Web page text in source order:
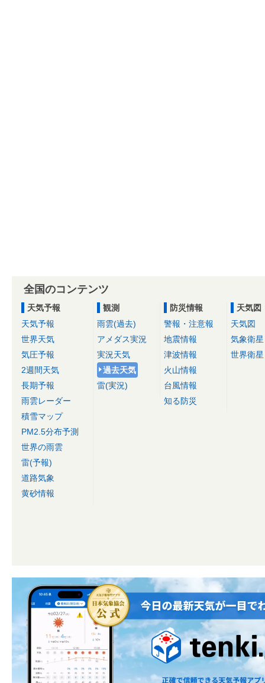
全国のコンテンツ
天気予報
天気予報
世界天気
気圧予報
2週間天気
長期予報
雨雲レーダー
積雪マップ
PM2.5分布予測
世界の雨雲
雷(予報)
道路気象
黄砂情報
観測
雨雲(過去)
アメダス実況
実況天気
過去天気
雷(実況)
防災情報
警報・注意報
地震情報
津波情報
火山情報
台風情報
知る防災
天気図
天気図
気象衛星
世界衛星